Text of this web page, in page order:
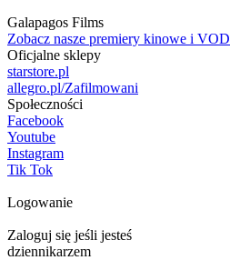
Galapagos Films
Zobacz nasze premiery kinowe i VOD
Oficjalne sklepy
starstore.pl
allegro.pl/Zafilmowani
Społeczności
Facebook
Youtube
Instagram
Tik Tok
Logowanie
Zaloguj się jeśli jesteś
dziennikarzem